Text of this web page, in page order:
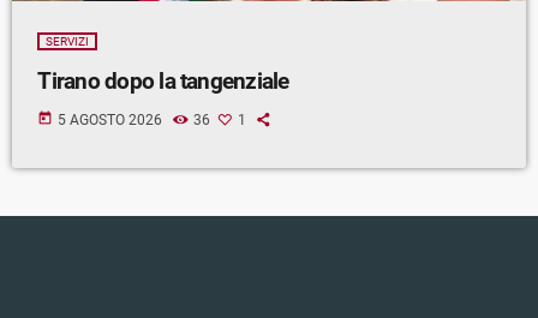
SERVIZI
Tirano dopo la tangenziale
today 5 AGOSTO 2026 36 1